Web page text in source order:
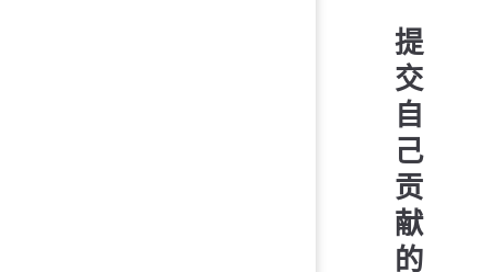
提
交
自
己
贡
献
的